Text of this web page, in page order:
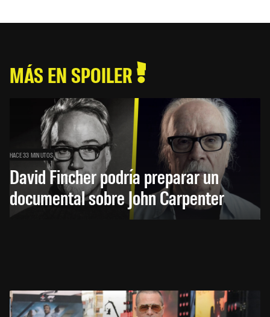
MÁS EN SPOILER
HACE 33 MINUTOS
David Fincher podría preparar un
documental sobre John Carpenter